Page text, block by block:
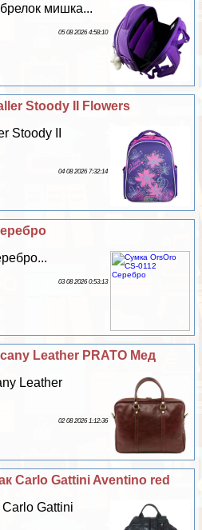
мишка...
05 08 2026 4:58:10
Stoody II Flowers
Stoody II
04 08 2026 7:32:14
03 08 2026 0:53:13
Leather PRATO Мед
Leather
02 08 2026 1:12:36
Carlo Gattini Aventino red
Gattini